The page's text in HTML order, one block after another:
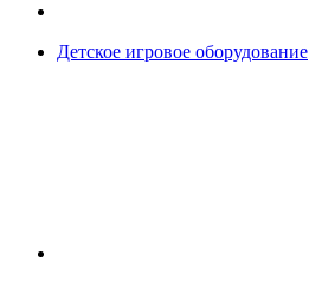
Детское игровое оборудование